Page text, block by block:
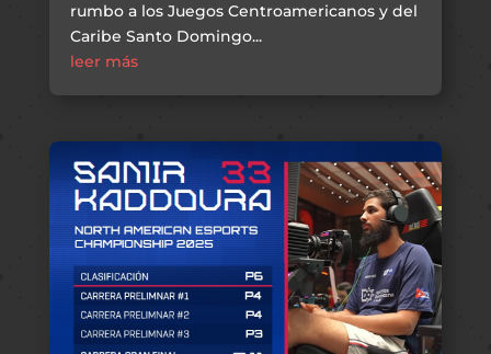
rumbo a los Juegos Centroamericanos y del
Caribe Santo Domingo...
leer más